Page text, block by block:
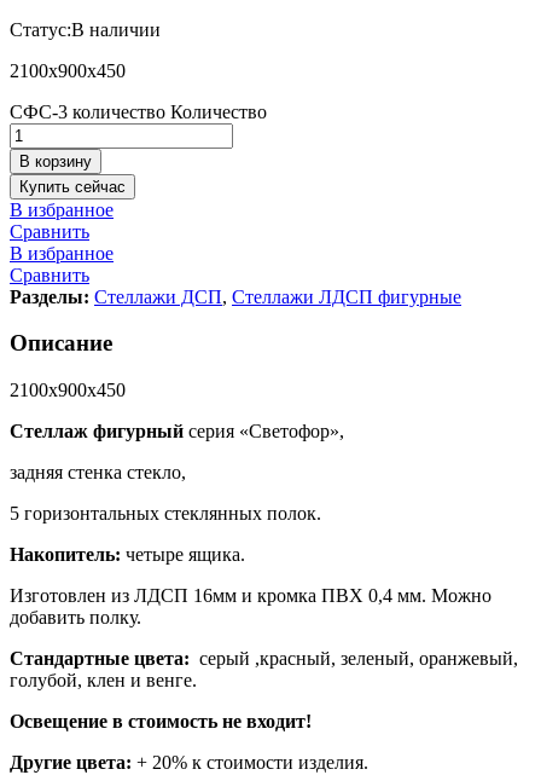
Статус:В наличии
2100х900х450
СФС-3 количество Количество
В корзину
Купить сейчас
В избранное
Сравнить
В избранное
Сравнить
Разделы: Стеллажи ДСП, Стеллажи ЛДСП фигурные
Описание
2100х900х450
Стеллаж фигурный серия «Светофор»,
задняя стенка стекло,
5 горизонтальных стеклянных полок.
Накопитель: четыре ящика.
Изготовлен из ЛДСП 16мм и кромка ПВХ 0,4 мм. Можно
добавить полку.
Стандартные цвета: серый ,красный, зеленый, оранжевый,
голубой, клен и венге.
Освещение в стоимость не входит!
Другие цвета: + 20% к стоимости изделия.